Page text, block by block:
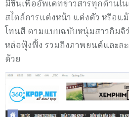
มีขึ้นเพื่ออัพเดทข่าวสารทุกด้านใน
สไตล์การแต่งหน้า แต่งตัว หรือแ
โทนสี ตามแบบฉบับหนุ่มสาวกิมจิ
หล่อฟุ้งฟิ้ง รวมถึงภาพยนต์และล
ด้วย